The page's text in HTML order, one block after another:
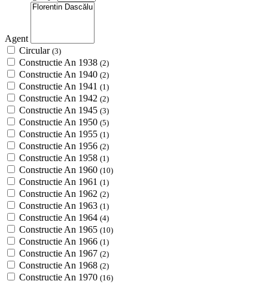
Agent
Circular (3)
Constructie An 1938 (2)
Constructie An 1940 (2)
Constructie An 1941 (1)
Constructie An 1942 (2)
Constructie An 1945 (3)
Constructie An 1950 (5)
Constructie An 1955 (1)
Constructie An 1956 (2)
Constructie An 1958 (1)
Constructie An 1960 (10)
Constructie An 1961 (1)
Constructie An 1962 (2)
Constructie An 1963 (1)
Constructie An 1964 (4)
Constructie An 1965 (10)
Constructie An 1966 (1)
Constructie An 1967 (2)
Constructie An 1968 (2)
Constructie An 1970 (16)